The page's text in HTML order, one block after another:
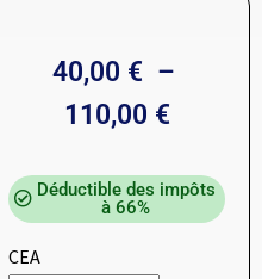
40,00 € –
110,00 €
Déductible des impôts
à 66%
CEA